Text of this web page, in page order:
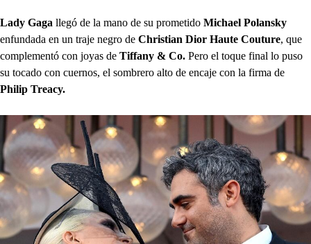
Lady Gaga llegó de la mano de su prometido Michael Polansky
enfundada en un traje negro de Christian Dior Haute Couture, que
complementó con joyas de Tiffany & Co. Pero el toque final lo puso
su tocado con cuernos, el sombrero alto de encaje con la firma de
Philip Treacy.